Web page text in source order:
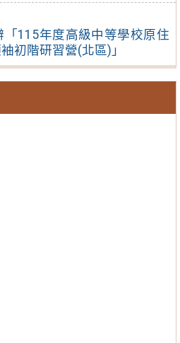
115年度高級中等學校原住
初階研習營(北區)」